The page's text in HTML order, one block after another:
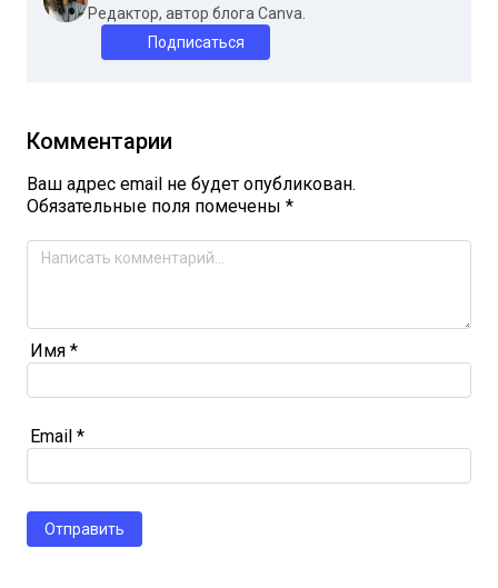
Редактор, автор блога Canva.
Подписаться
Комментарии
Ваш адрес email не будет опубликован.
Обязательные поля помечены *
Имя *
Email *